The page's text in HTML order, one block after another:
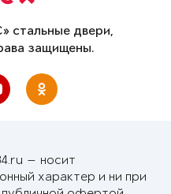
двери,
защищены.
— носит
характер и ни при